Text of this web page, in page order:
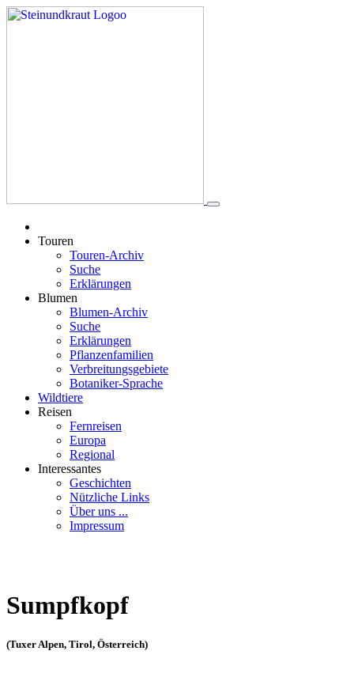
Touren
Touren-Archiv
Suche
Erklärungen
Blumen
Blumen-Archiv
Suche
Erklärungen
Pflanzenfamilien
Verbreitungsgebiete
Botaniker-Sprache
Wildtiere
Reisen
Fernreisen
Europa
Regional
Interessantes
Geschichten
Nützliche Links
Über uns ...
Impressum
Sumpfkopf
(Tuxer Alpen, Tirol, Österreich)